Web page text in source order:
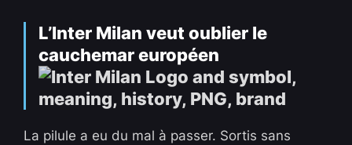
L’Inter Milan veut oublier le
cauchemar européen
La pilule a eu du mal à passer. Sortis sans